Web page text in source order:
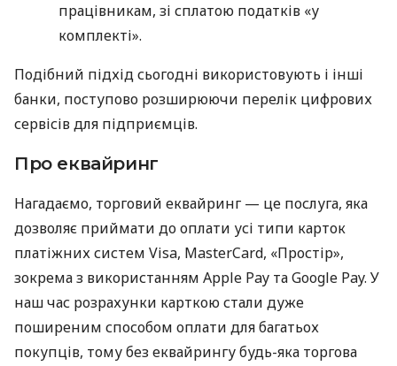
працівникам, зі сплатою податків «у
комплекті».
Подібний підхід сьогодні використовують і інші
банки, поступово розширюючи перелік цифрових
сервісів для підприємців.
Про еквайринг
Нагадаємо, торговий еквайринг — це послуга, яка
дозволяє приймати до оплати усі типи карток
платіжних систем Visa, MasterCard, «Простір»,
зокрема з використанням Apple Pay та Google Pay. У
наш час розрахунки карткою стали дуже
поширеним способом оплати для багатьох
покупців, тому без еквайрингу будь-яка торгова